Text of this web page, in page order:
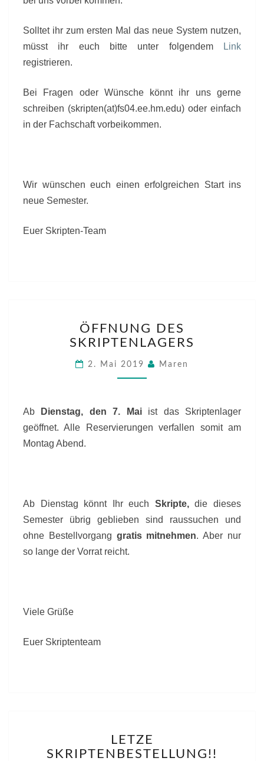
Solltet ihr zum ersten Mal das neue System nutzen,
müsst ihr euch bitte unter folgendem
Link
registrieren.
Bei Fragen oder Wünsche könnt ihr uns gerne
schreiben (skripten(at)fs04.ee.hm.edu) oder einfach
in der Fachschaft vorbeikommen.
Wir wünschen euch einen erfolgreichen Start ins
neue Semester.
Euer Skripten-Team
DES
SKRIPTENLAGERS
ÖFFNUNG DES
SKRIPTENLAGERS
2. Mai 2019 Maren
Ab Dienstag, den 7. Maiist das Skriptenlager
geöffnet. Alle Reservierungen verfallen somit am
Montag Abend.
Ab Dienstag könnt Ihr euch Skripte,die dieses
Semester übrig geblieben sind raussuchen und
ohne Bestellvorgang gratis mitnehmen. Aber nur
so lange der Vorrat reicht.
Viele Grüße
Euer Skriptenteam
LETZE
SKRIPTENBESTELLUNG!!